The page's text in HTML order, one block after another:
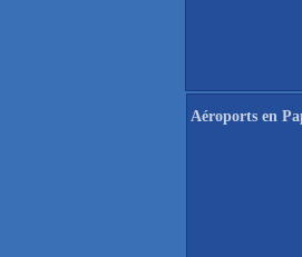
Aéroports en